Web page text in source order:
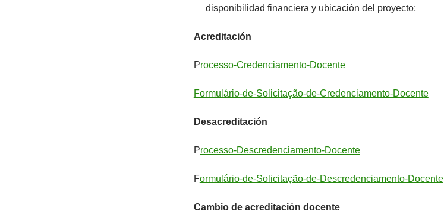
disponibilidad financiera y ubicación del proyecto;
Acreditación
Processo-Credenciamento-Docente
Formulário-de-Solicitação-de-Credenciamento-Docente
Desacreditación
Processo-Descredenciamento-Docente
Formulário-de-Solicitação-de-Descredenciamento-Docente
Cambio de acreditación docente